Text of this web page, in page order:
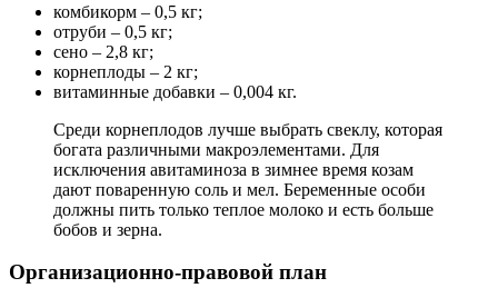
комбикорм – 0,5 кг;
отруби – 0,5 кг;
сено – 2,8 кг;
корнеплоды – 2 кг;
витаминные добавки – 0,004 кг.
Среди корнеплодов лучше выбрать свеклу, которая
богата различными макроэлементами. Для
исключения авитаминоза в зимнее время козам
дают поваренную соль и мел. Беременные особи
должны пить только теплое молоко и есть больше
бобов и зерна.
Организационно-правовой план